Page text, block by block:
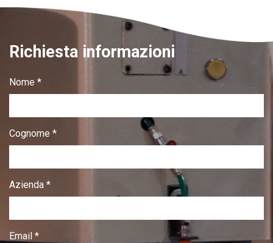
Richiesta informazioni
Nome *
Cognome *
Azienda *
Email *